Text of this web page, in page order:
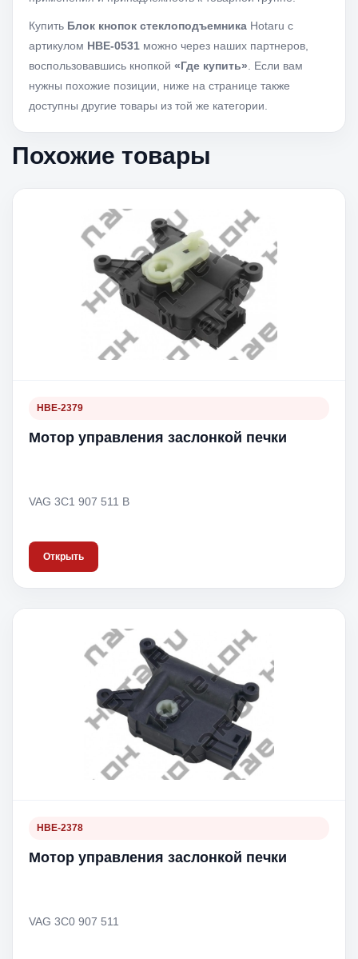
Купить Блок кнопок стеклоподъемника Hotaru с
артикулом HBE-0531 можно через наших партнеров,
воспользовавшись кнопкой «Где купить» . Если вам
нужны похожие позиции, ниже на странице также
доступны другие товары из той же категории.
Похожие товары
HBE-2379
Мотор управления заслонкой печки
VAG 3C1 907 511 B
Открыть
HBE-2378
Мотор управления заслонкой печки
VAG 3C0 907 511